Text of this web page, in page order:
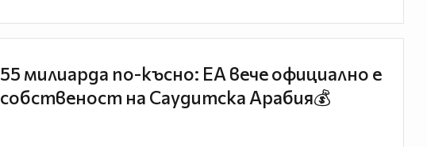
55 милиарда по-късно: EA вече официално е
собственост на Саудитска Арабия💰